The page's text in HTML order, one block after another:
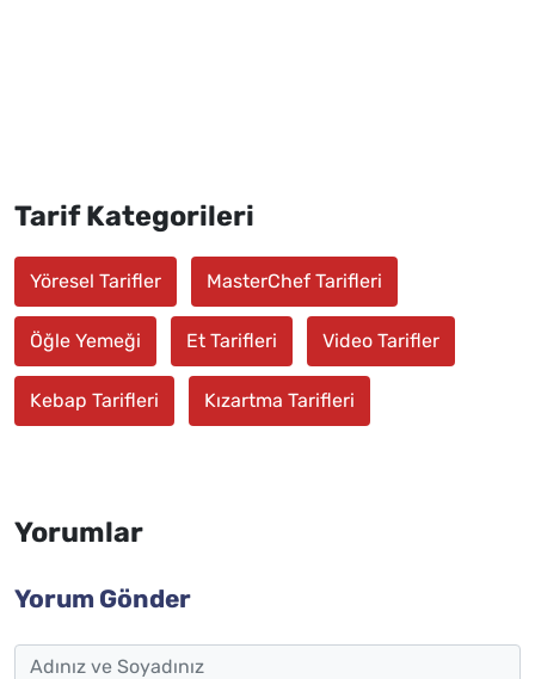
Tarif Kategorileri
Yöresel Tarifler MasterChef Tarifleri
Öğle Yemeği Et Tarifleri Video Tarifler
Kebap Tarifleri Kızartma Tarifleri
Yorumlar
Yorum Gönder